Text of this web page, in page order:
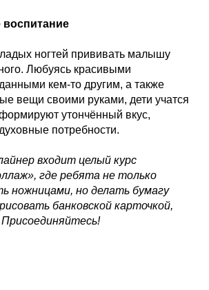
воспитание
ногтей прививать малышу
Любуясь красивыми
кем-то другим, а также
вещи своими руками, дети учатся
формируют утончённый вкус,
потребности.
входит целый курс
где ребята не только
ножницами, но делать бумагу
банковской карточкой,